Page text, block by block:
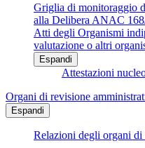
Griglia di monitoraggio
alla Delibera ANAC
Atti degli Organismi
valutazione o altri
Espandi
Attestazioni
Organi di revisione
Espandi
Relazioni degli organi di